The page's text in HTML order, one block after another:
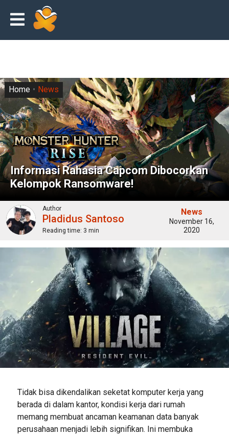
Informasi Rahasia Capcom Dibocorkan
Kelompok Ransomware!
Home News
Author
Pladidus Santoso
Reading time: 3 min
News
November 16,
2020
Tidak bisa dikendalikan seketat komputer kerja yang
berada di dalam kantor, kondisi kerja dari rumah
memang membuat ancaman keamanan data banyak
perusahaan menjadi lebih signifikan. Ini membuka